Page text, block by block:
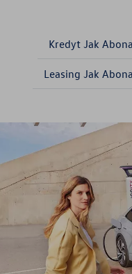
Leasing
Kredyt Jak
Leasing Jak